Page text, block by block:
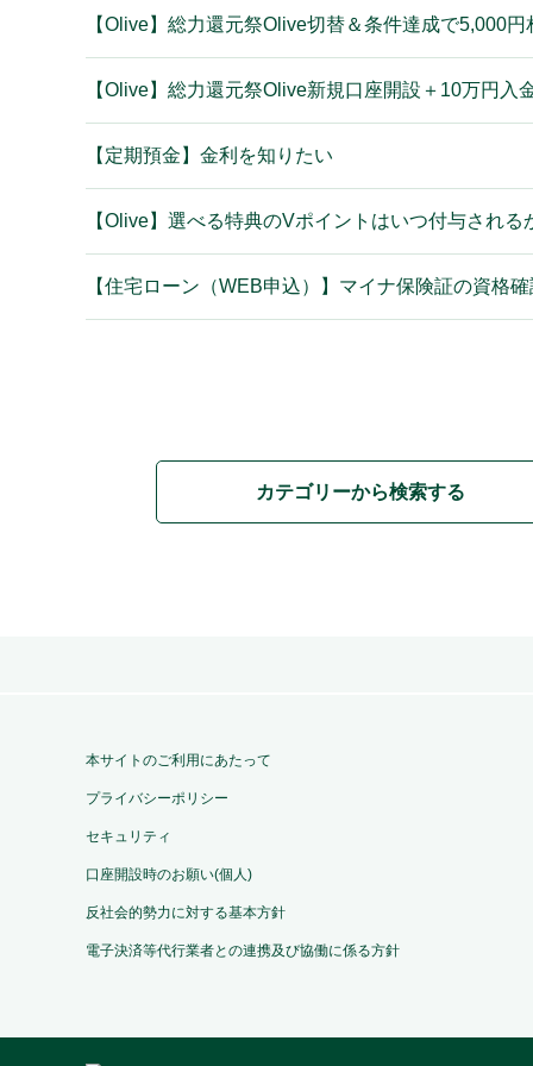
【Olive】総力還元祭Olive切替＆条件達成で5,000
【Olive】総力還元祭Olive新規口座開設＋10万円
【定期預金】金利を知りたい
【Olive】選べる特典のVポイントはいつ付与される
【住宅ローン（WEB申込）】マイナ保険証の資格
カテゴリーから検索する
本サイトのご利用にあたって
プライバシーポリシー
セキュリティ
口座開設時のお願い(個人)
反社会的勢力に対する基本方針
電子決済等代行業者との連携及び協働に係る方針